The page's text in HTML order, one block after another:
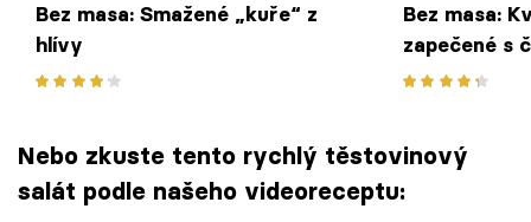
Bez masa: Smažené „kuře“ z
hlívy
Bez masa:
zapečené s
Nebo zkuste tento rychlý těstovinový
salát podle našeho videoreceptu: